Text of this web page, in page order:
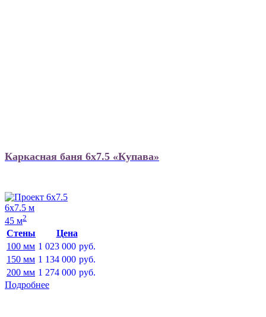
Каркасная баня 6х7.5 «Купава»
6х7.5 м
45 м2
Стены
Цена
100 мм 1 023 000 руб.
150 мм 1 134 000 руб.
200 мм 1 274 000 руб.
Подробнее